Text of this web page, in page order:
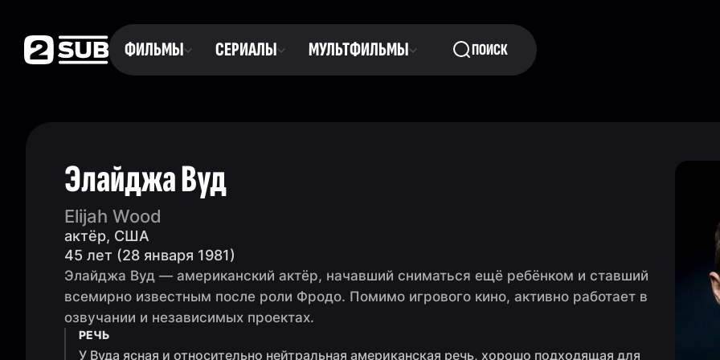
ФИЛЬМЫ СЕРИАЛЫ МУЛЬТФИЛЬМЫ ПОИСК
Элайджа Вуд
Elijah Wood
актёр, США
45 лет (28 января 1981)
Элайджа Вуд — американский актёр, начавший сниматься ещё ребёнком и ставший
всемирно известным после роли Фродо. Помимо игрового кино, активно работает в
озвучании и независимых проектах.
РЕЧЬ
У Вуда ясная и относительно нейтральная американская речь, хорошо подходящая для